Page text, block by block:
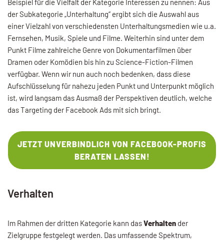
Beispiel für die Vielfalt der Kategorie Interessen zu nennen: Aus
der Subkategorie „Unterhaltung“ ergibt sich die Auswahl aus
einer Vielzahl von verschiedensten Unterhaltungsmedien wie u.a.
Fernsehen, Musik, Spiele und Filme. Weiterhin sind unter dem
Punkt Filme zahlreiche Genre von Dokumentarfilmen über
Dramen oder Komödien bis hin zu Science-Fiction-Filmen
verfügbar. Wenn wir nun auch noch bedenken, dass diese
Aufschlüsselung für nahezu jeden Punkt und Unterpunkt möglich
ist, wird langsam das Ausmaß der Perspektiven deutlich, welche
das Targeting der Facebook Ads mit sich bringt.
JETZT UNVERBINDLICH VON FACEBOOK-PROFIS
BERATEN LASSEN!
Verhalten
Im Rahmen der dritten Kategorie kann dasVerhalten der
Zielgruppe festgelegt werden. Das umfassende Spektrum,